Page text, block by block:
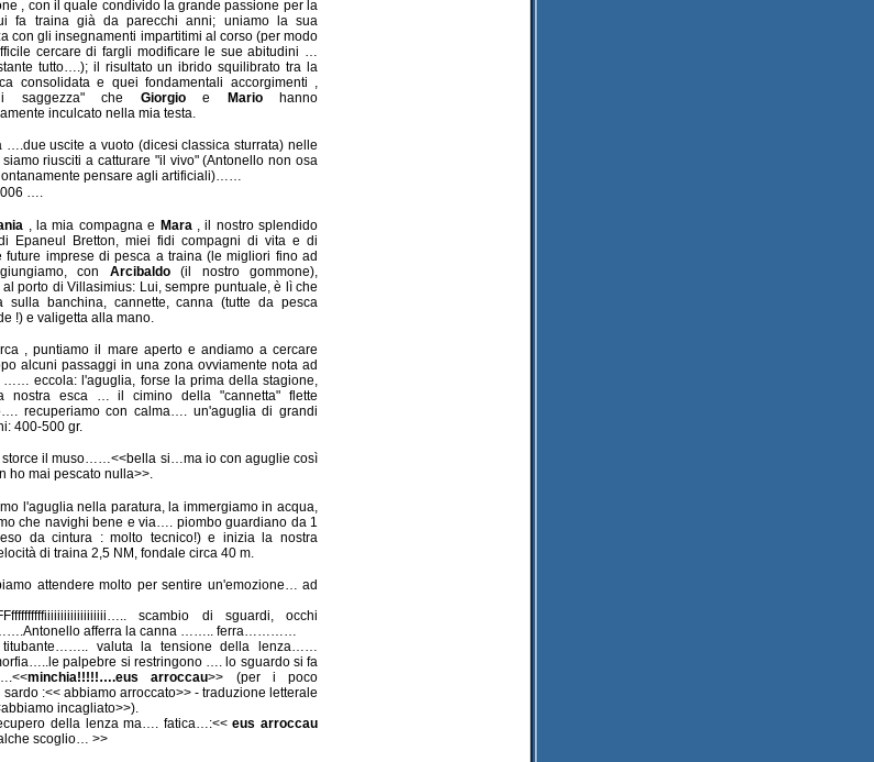
, con il quale condivido la grande passione per la
fa traina già da parecchi anni; uniamo la sua
con gli insegnamenti impartitimi al corso (per modo
cercare di fargli modificare le sue abitudini …
tutto….); il risultato un ibrido squilibrato tra la
consolidata e quei fondamentali accorgimenti ,
saggezza" che Giorgioe Mariohanno
inculcato nella mia testa.
….due uscite a vuoto (dicesi classica sturrata) nelle
riusciti a catturare "il vivo" (Antonello non osa
pensare agli artificiali)……
….
, la mia compagna e Mara , il nostro splendido
Epaneul Bretton, miei fidi compagni di vita e di
future imprese di pesca a traina (le migliori fino ad
con Arcibaldo(il nostro gommone),
porto di Villasimius: Lui, sempre puntuale, è lì che
sulla banchina, cannette, canna (tutte da pesca
!) e valigetta alla mano.
, puntiamo il mare aperto e andiamo a cercare
alcuni passaggi in una zona ovviamente nota ad
…… eccola: l'aguglia, forse la prima della stagione,
nostra esca … il cimino della "cannetta" flette
recuperiamo con calma…. un'aguglia di grandi
400-500 gr.
storce il muso……<<bella si…ma io con aguglie così
ho mai pescato nulla>>.
l'aguglia nella paratura, la immergiamo in acqua,
che navighi bene e via…. piombo guardiano da 1
da cintura : molto tecnico!) e inizia la nostra
di traina 2,5 NM, fondale circa 40 m.
attendere molto per sentire un'emozione… ad
scambio di sguardi, occhi
afferra la canna …….. ferra…………
titubante…….. valuta la tensione della lenza……
palpebre si restringono …. lo sguardo si fa
minchia!!!!!….eus arroccau>> (per i poco
sardo :<< abbiamo arroccato>> - traduzione letterale
incagliato>>).
della lenza ma…. fatica…:<<eus arroccau
scoglio… >>